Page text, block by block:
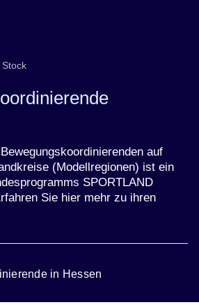
auf
(Modellregionen) ist ein
SPORTLAND
Sie hier mehr zu ihren
in Hessen
neuen Fenster